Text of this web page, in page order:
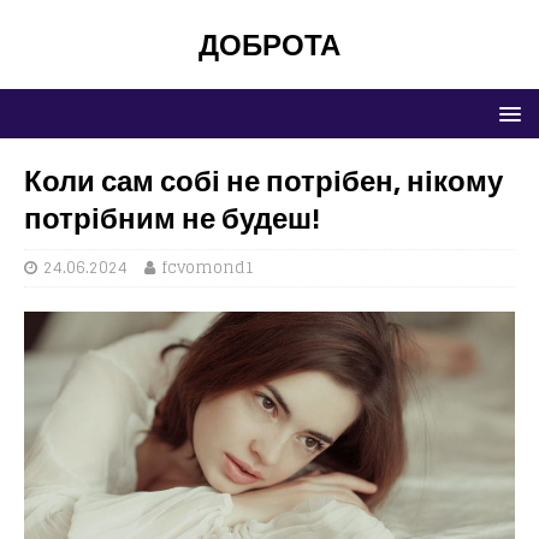
ДОБРОТА
Коли сам собі не потрібен, нікому
потрібним не будеш!
24.06.2024 fcvomond1